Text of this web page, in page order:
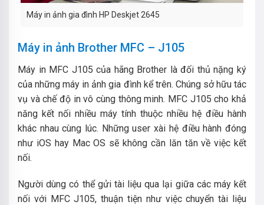
Máy in ảnh gia đình HP Deskjet 2645
Máy in ảnh Brother MFC – J105
Máy in MFC J105 của hãng Brother là đối thủ nặng ký
của những máy in ảnh gia đình kể trên. Chúng sở hữu tác
vụ và chế độ in vô cùng thông minh. MFC J105 cho khả
năng kết nối nhiều máy tính thuộc nhiều hệ điều hành
khác nhau cùng lúc. Những user xài hệ điều hành đóng
như iOS hay Mac OS sẽ không cần lăn tăn về việc kết
nối.
Người dùng có thể gửi tài liệu qua lại giữa các máy kết
nối với MFC J105, thuận tiện như việc chuyển tài liệu